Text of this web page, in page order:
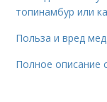
топинамбур или
Польза и вред
Полное описание